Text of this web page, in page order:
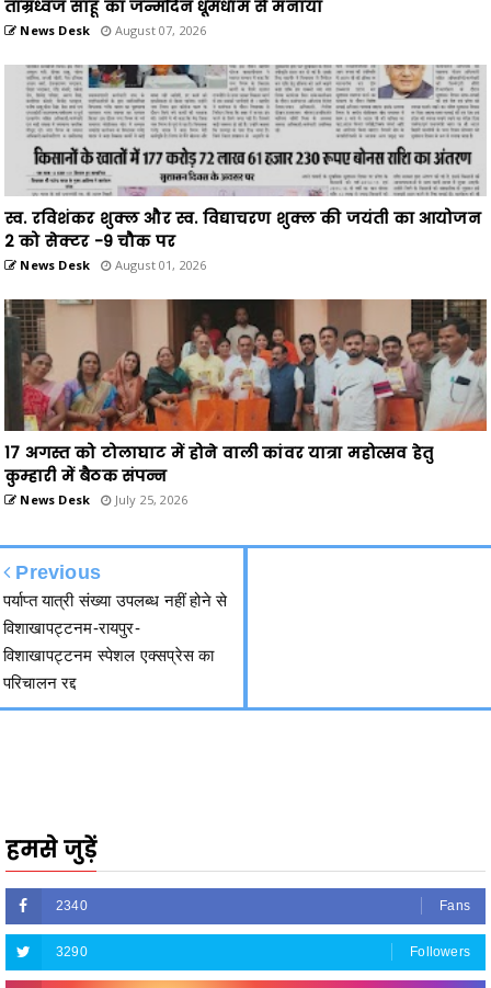
स्व. रविशंकर शुक्ल और स्व. विद्याचरण शुक्ल की जयंती का आयोजन
2 को सेक्टर -9 चौक पर
News Desk August 01, 2026
17 अगस्त को टोलाघाट में होने वाली कांवर यात्रा महोत्सव हेतु
कुम्हारी में बैठक संपन्न
News Desk July 25, 2026
Previous
विशाखापट्टनम-रायपुर-
विशाखापट्टनम स्पेशल एक्सप्रेस का
परिचालन रद्द
2340
3290 Followers
5212 Followers